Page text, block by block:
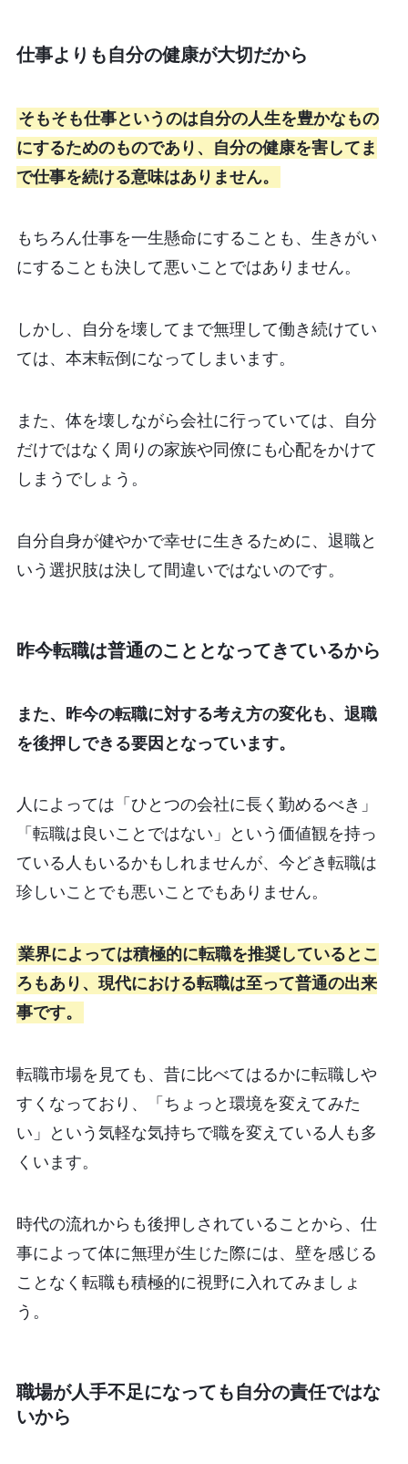
仕事よりも自分の健康が大切だから
そもそも仕事というのは自分の人生を豊かなもの
にするためのものであり、自分の健康を害してま
で仕事を続ける意味はありません。
もちろん仕事を一生懸命にすることも、生きがい
にすることも決して悪いことではありません。
しかし、自分を壊してまで無理して働き続けてい
ては、本末転倒になってしまいます。
また、体を壊しながら会社に行っていては、自分
だけではなく周りの家族や同僚にも心配をかけて
しまうでしょう。
自分自身が健やかで幸せに生きるために、退職と
いう選択肢は決して間違いではないのです。
昨今転職は普通のこととなってきているから
また、昨今の転職に対する考え方の変化も、退職
を後押しできる要因となっています。
人によっては「ひとつの会社に長く勤めるべき」
「転職は良いことではない」という価値観を持っ
ている人もいるかもしれませんが、今どき転職は
珍しいことでも悪いことでもありません。
業界によっては積極的に転職を推奨しているとこ
ろもあり、現代における転職は至って普通の出来
事です。
転職市場を見ても、昔に比べてはるかに転職しや
すくなっており、「ちょっと環境を変えてみた
い」という気軽な気持ちで職を変えている人も多
くいます。
時代の流れからも後押しされていることから、仕
事によって体に無理が生じた際には、壁を感じる
ことなく転職も積極的に視野に入れてみましょ
う。
職場が人手不足になっても自分の責任ではな
いから